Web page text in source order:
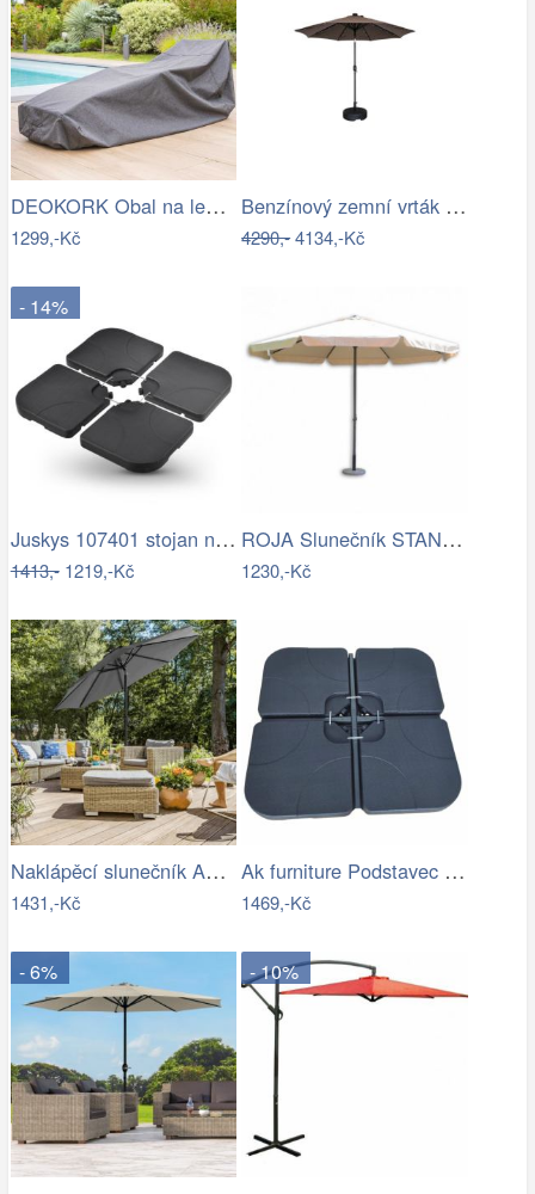
DEOKORK Obal na lehátko 235x90x60 cm
1299,-Kč
Benzínový zemní vrták + 25 cm vrták |…
4290,-4134,-Kč
- 14%
Juskys 107401 stojan na slunčeník černý…
1413,-1219,-Kč
ROJA Slunečník STANDART 3m - béžový
1230,-Kč
Naklápěcí slunečník ASL-E1130 Autronic
1431,-Kč
Ak furniture Podstavec pod slunečník…
1469,-Kč
- 6% - 10%